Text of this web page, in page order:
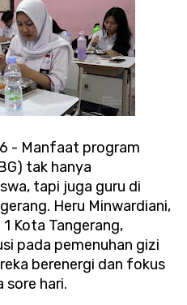
- Manfaat program
tak hanya
tapi juga guru di
Heru Minwardiani,
Kota Tangerang,
pada pemenuhan gizi
berenergi dan fokus
sore hari.